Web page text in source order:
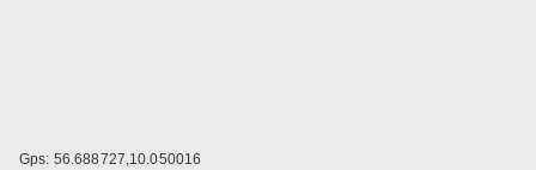
Gps: 56.688727,10.050016